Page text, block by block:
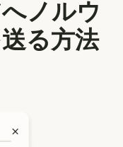
ノルウ
る方法